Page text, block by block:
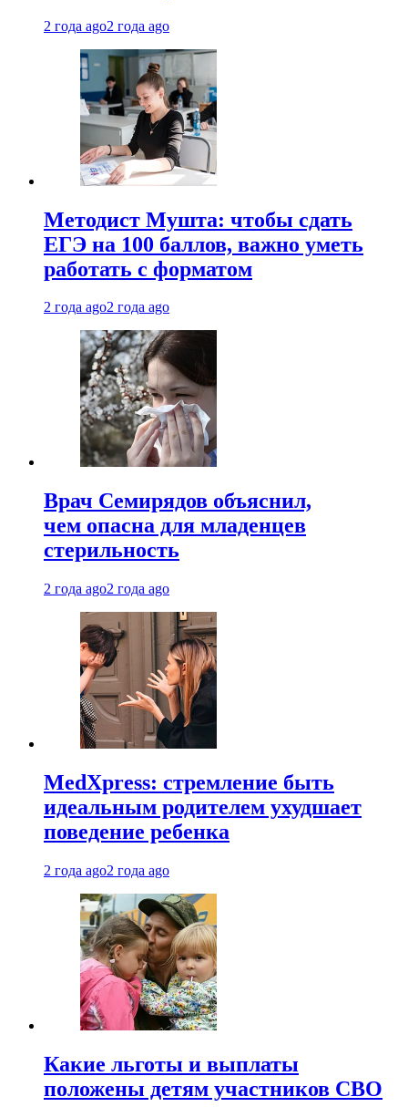
2 года ago2 года ago
Методист Мушта: чтобы сдать
ЕГЭ на 100 баллов, важно уметь
работать с форматом
2 года ago2 года ago
Врач Семирядов объяснил,
чем опасна для младенцев
стерильность
2 года ago2 года ago
MedXpress: стремление быть
идеальным родителем ухудшает
поведение ребенка
2 года ago2 года ago
Какие льготы и выплаты
положены детям участников СВО